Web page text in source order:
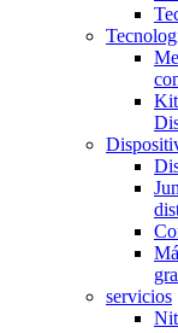
Kit
servicios